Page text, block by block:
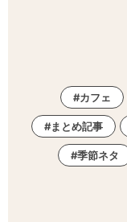
カフェ
まとめ記事
季節ネタ